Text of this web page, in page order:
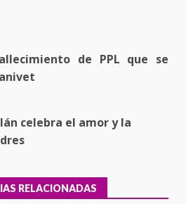
de PPL que se
celebra el amor y la
RELACIONADAS